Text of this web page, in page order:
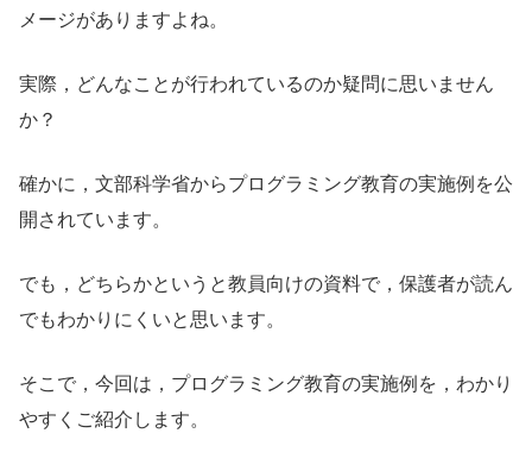
メージがありますよね。
実際，どんなことが行われているのか疑問に思いません
か？
確かに，文部科学省からプログラミング教育の実施例を公
開されています。
でも，どちらかというと教員向けの資料で，保護者が読ん
でもわかりにくいと思います。
そこで，今回は，プログラミング教育の実施例を，わかり
やすくご紹介します。